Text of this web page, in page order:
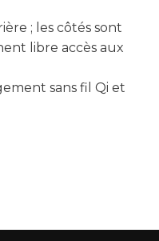
; les côtés sont
libre accès aux
sans fil Qi et